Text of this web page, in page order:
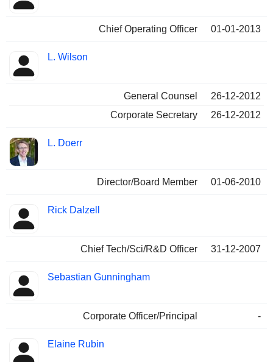
Chief Operating Officer 01-01-2013
L. Wilson
General Counsel
26-12-2012
Corporate Secretary
26-12-2012
L. Doerr
Director/Board Member 01-06-2010
Rick Dalzell
Chief Tech/Sci/R&D Officer 31-12-2007
Sebastian Gunningham
Corporate Officer/Principal -
Elaine Rubin